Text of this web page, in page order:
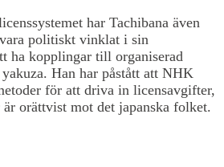
har Tachibana även
politiskt vinklat i sin
ha kopplingar till organiserad
Han har påstått att NHK
för att driva in licensavgifter,
är orättvist mot det japanska folket.